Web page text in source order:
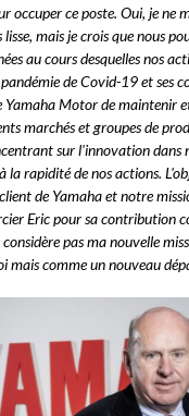
occuper ce poste. Oui, je ne
mais je crois que nous
au cours desquelles nos
de Covid-19 et ses
Motor de maintenir
marchés et groupes de
sur l'innovation dans
la rapidité de nos actions.
de Yamaha et notre
Eric pour sa contribution
pas ma nouvelle
mais comme un nouveau